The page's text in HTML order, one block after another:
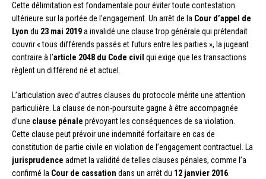
Cette délimitation est fondamentale pour éviter toute contestation
ultérieure sur la portée de l’engagement. Un arrêt de la Cour d’appel de
Lyon du 23 mai 2019a invalidé une clause trop générale qui prétendait
couvrir « tous différends passés et futurs entre les parties », la jugeant
contraire à l’article 2048 du Code civil qui exige que les transactions
règlent un différend né et actuel.
L’articulation avec d’autres clauses du protocole mérite une attention
particulière. La clause de non-poursuite gagne à être accompagnée
d’une clause pénale prévoyant les conséquences de sa violation.
Cette clause peut prévoir une indemnité forfaitaire en cas de
constitution de partie civile en violation de l’engagement contractuel. La
jurisprudence admet la validité de telles clauses pénales, comme l’a
confirmé la Cour de cassation dans un arrêt du 12 janvier 2016.